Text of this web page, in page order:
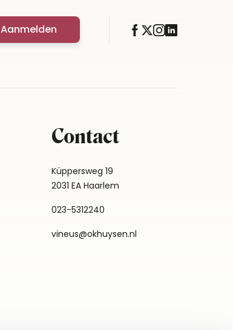
Aanmelden
Contact
Küppersweg 19
2031 EA Haarlem
023-5312240
vineus@okhuysen.nl